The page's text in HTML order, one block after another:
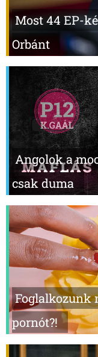
Most 44 EP-
Orbánt
Angolok a
csak duma
Foglalkozunk
pornót?!